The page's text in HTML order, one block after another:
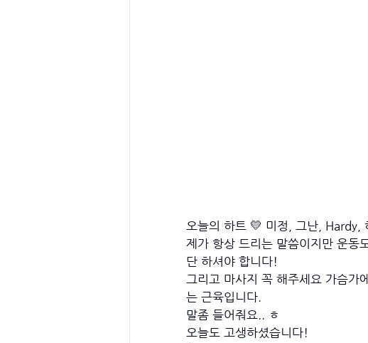
오늘의 하트 💛 미정, 그난, Hardy,
제가 항상 드리는 말씀이지만 운동
단 하셔야 합니다!
그리고 마사지 꼭 해주세요 가슴가
는 근육입니다.
말좀 들어줘요.. ㅎ
오늘도 고생하셨습니다!